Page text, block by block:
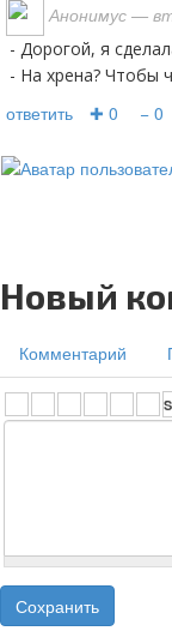
Анонимус —
- Дорогой, я
- На хрена? Чтобы
ответить ✚ 0 − 0
Новый
Комментарий
Сохранить